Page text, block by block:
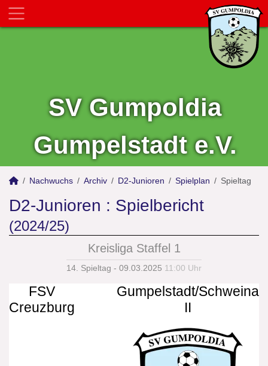
SV Gumpoldia
Gumpelstadt e.V.
Nachwuchs Archiv D2-Junioren Spielplan Spieltag
D2-Junioren : Spielbericht
(2024/25)
Kreisliga Staffel 1
14. Spieltag - 09.03.2025 11:00 Uhr
FSV
Creuzburg
Gumpelstadt/Schweina
II